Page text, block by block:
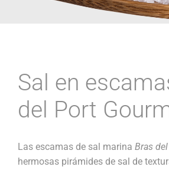
Sal en
del Port
Las escamas de sal marina Bras
hermosas pirámides de sal de